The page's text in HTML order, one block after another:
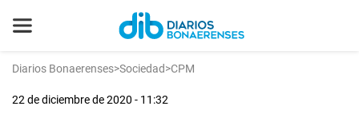
Diarios Bonaerenses>Sociedad>CPM
22 de diciembre de 2020 - 11:32